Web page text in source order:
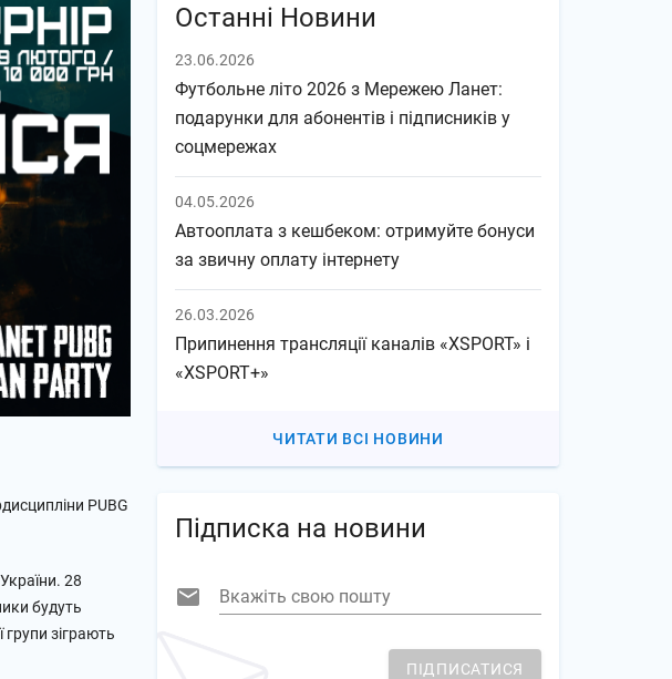
PUBG
28
будуть
групи зіграють
Останні Новини
23.06.2026
Футбольне літо 2026 з Мережею Ланет:
подарунки для абонентів і підписників у
соцмережах
04.05.2026
Автооплата з кешбеком: отримуйте бонуси
за звичну оплату інтернету
26.03.2026
Припинення трансляції каналів «XSPORT» і
«XSPORT+»
ЧИТАТИ ВСІ НОВИНИ
Підписка на новини
Вкажіть свою пошту
ПІДПИСАТИСЯ